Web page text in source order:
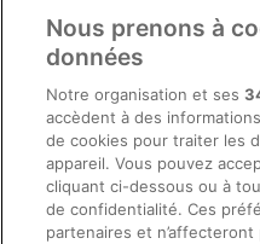
Conditions générales du
Directives de contenu et
Aide
Soutien
Nous prenons à
données
Notre organisation et ses
accèdent à des
de cookies pour traiter les
appareil. Vous pouvez
cliquant ci-dessous ou à
de confidentialité. Ces
partenaires et